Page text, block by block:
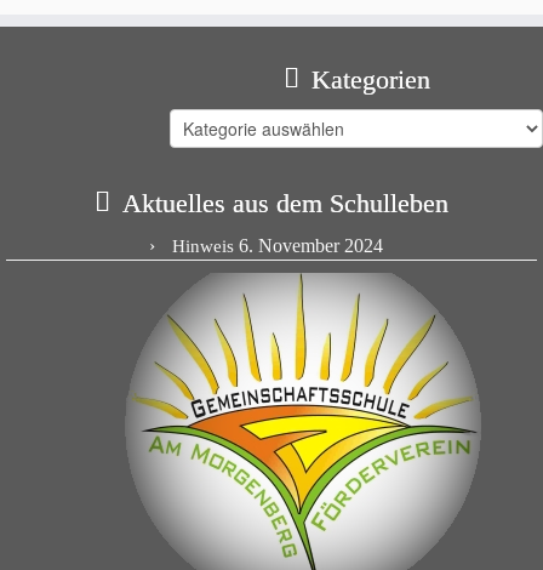
Kategorien
Kategorien
Aktuelles aus dem Schulleben
Hinweis 6. November 2024